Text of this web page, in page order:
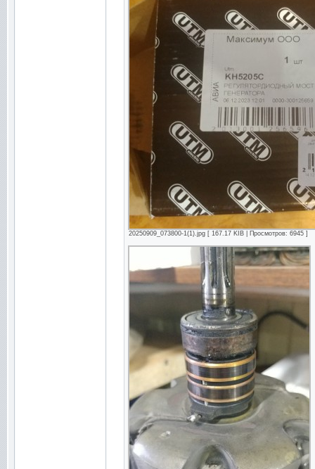
20250909_073800-1(1).jpg [ 167.17 KIB | Просмотров: 6945 ]